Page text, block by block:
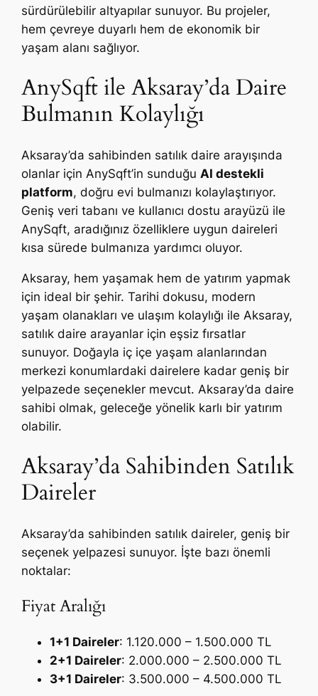
sürdürülebilir altyapılar sunuyor. Bu projeler,
hem çevreye duyarlı hem de ekonomik bir
yaşam alanı sağlıyor.
AnySqft ile Aksaray’da Daire
Bulmanın Kolaylığı
Aksaray’da sahibinden satılık daire arayışında
olanlar için AnySqft’in sunduğu AI destekli
platform, doğru evi bulmanızı kolaylaştırıyor.
Geniş veri tabanı ve kullanıcı dostu arayüzü ile
AnySqft, aradığınız özelliklere uygun daireleri
kısa sürede bulmanıza yardımcı oluyor.
Aksaray, hem yaşamak hem de yatırım yapmak
için ideal bir şehir. Tarihi dokusu, modern
yaşam olanakları ve ulaşım kolaylığı ile Aksaray,
satılık daire arayanlar için eşsiz fırsatlar
sunuyor. Doğayla iç içe yaşam alanlarından
merkezi konumlardaki dairelere kadar geniş bir
yelpazede seçenekler mevcut. Aksaray’da daire
sahibi olmak, geleceğe yönelik karlı bir yatırım
olabilir.
Aksaray’da Sahibinden Satılık
Daireler
Aksaray’da sahibinden satılık daireler, geniş bir
seçenek yelpazesi sunuyor. İşte bazı önemli
noktalar:
Fiyat Aralığı
1+1 Daireler: 1.120.000 – 1.500.000 TL
2+1 Daireler: 2.000.000 – 2.500.000 TL
3+1 Daireler: 3.500.000 – 4.500.000 TL